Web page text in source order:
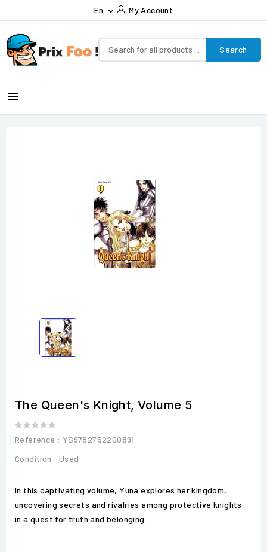
En  My Account
Search

The Queen's Knight, Volume 5
Reference : YS9782752200891
Condition : Used
In this captivating volume, Yuna explores her kingdom,
uncovering secrets and rivalries among protective knights,
in a quest for truth and belonging.